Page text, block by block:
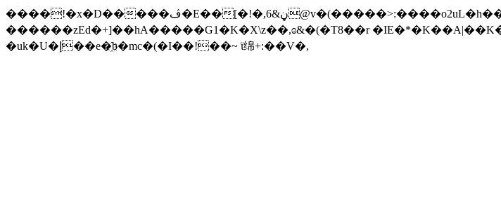
����!�x�D�����ڤ�E��[�!�,ڼ&6@v�(�����>:����o2uL�h���Z*f���e���p/x�zl�Aj�^�����ə6Z��G�a�X��$�m��a�o�!�-
������zEd�+]��hA�����G1�K�X\z��,ɞ&�(�T8��r �IE�*�K��A|�
�uk�U�إ��e�҈b�mc�(�I��!��~ ϊ绵+:��V�,